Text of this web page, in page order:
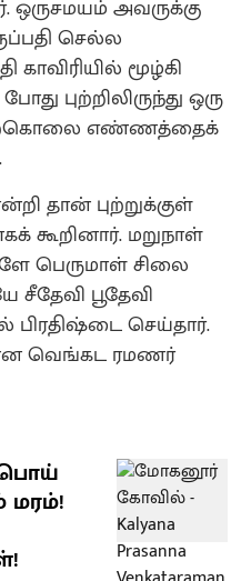
ஒருசமயம் அவருக்கு
செல்ல
மூழ்கி
புற்றிலிருந்து ஒரு
எண்ணத்தைக்
தான் புற்றுக்குள்
கூறினார்.‌ மறுநாள்
பெருமாள் சிலை
சீதேவி பூதேவி
செய்தார்.
வெங்கட ரமணர்
பொய்